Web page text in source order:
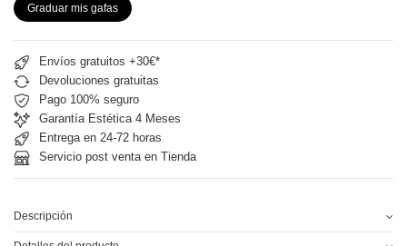
Graduar mis gafas
Envíos gratuitos +30€*
Devoluciones gratuitas
Pago 100% seguro
Garantía Estética 4 Meses
Entrega en 24-72 horas
Servicio post venta en Tienda
Descripción